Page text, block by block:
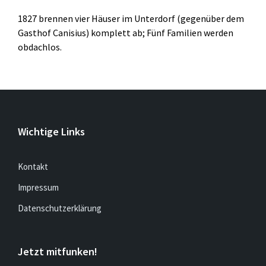
1827 brennen vier Häuser im Unterdorf (gegenüber dem
Gasthof Canisius) komplett ab; Fünf Familien werden
obdachlos.
Wichtige Links
Kontakt
Impressum
Datenschutzerklärung
Jetzt mitfunken!